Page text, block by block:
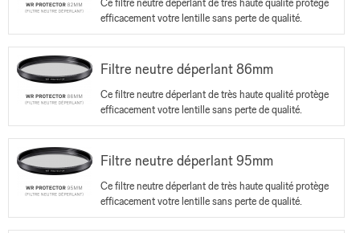
Ce filtre neutre déperlant de très haute qualité protège
efficacement votre lentille sans perte de qualité.
Filtre neutre déperlant 86mm
Ce filtre neutre déperlant de très haute qualité protège
efficacement votre lentille sans perte de qualité.
Filtre neutre déperlant 95mm
Ce filtre neutre déperlant de très haute qualité protège
efficacement votre lentille sans perte de qualité.